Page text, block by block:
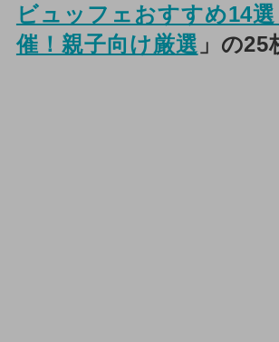
ビュッフェおすすめ14
催！親子向け厳選 」の